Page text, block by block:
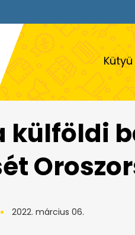
Kütyü
külföldi
2022. március 06.